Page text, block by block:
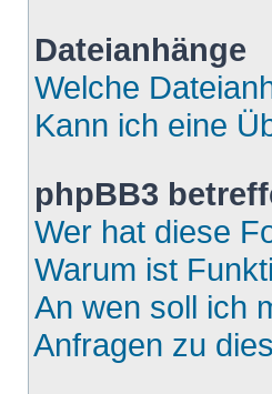
Dateianhänge
Welche
Kann ich eine
phpBB3
Wer hat diese
Warum ist
An wen soll ich
Anfragen zu